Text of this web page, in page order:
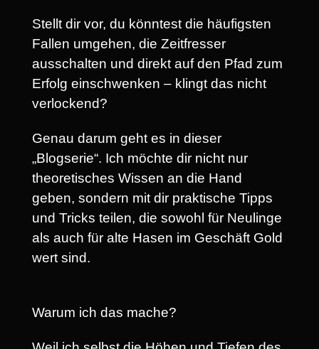
Stellt dir vor, du könntest die häufigsten
Fallen umgehen, die Zeitfresser
ausschalten und direkt auf den Pfad zum
Erfolg einschwenken – klingt das nicht
verlockend?
Genau darum geht es in dieser
„Blogserie“. Ich möchte dir nicht nur
theoretisches Wissen an die Hand
geben, sondern mit dir praktische Tipps
und Tricks teilen, die sowohl für Neulinge
als auch für alte Hasen im Geschäft Gold
wert sind.
Warum ich das mache?